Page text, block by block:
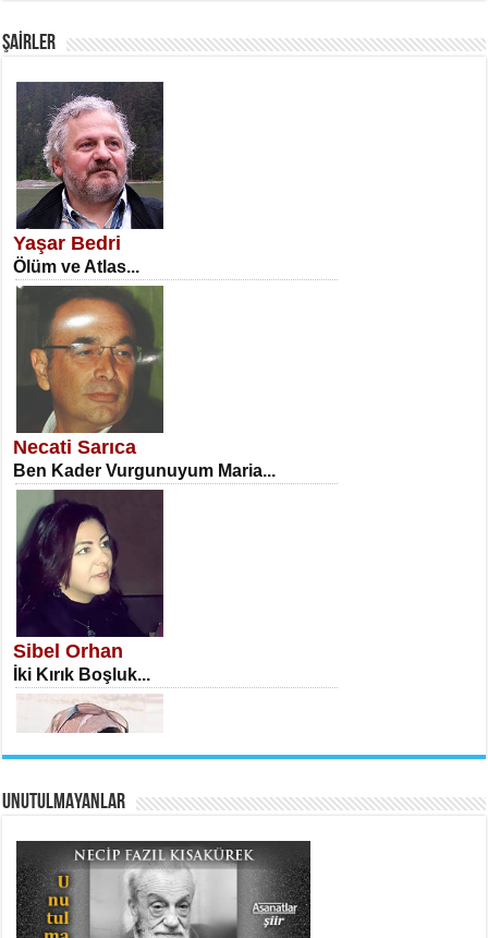
SATILMIŞ ÜMİT ÇETİNKAYA
Erkenlik...
NECLA DİLEK ARSLAN
Öğretmenler Günü Mahkemesi...
İSA KARATEPE
Ekranlar Arasında Kaybolan İnsan...
AHMET URFALI
Tahlil Denemesi...
ŞAİRLER
Yaşar Bedri
Ölüm ve Atlas...
Necati Sarıca
Ben Kader Vurgunuyum Maria...
Sibel Orhan
İki Kırık Boşluk...
Meral Yağmur
Eski Bir Şiir...
UNUTULMAYANLAR